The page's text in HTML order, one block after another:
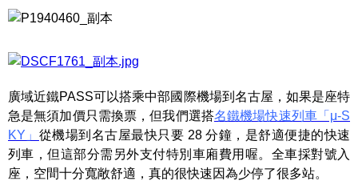
廣域近鐵PASS可以搭乘中部國際機場到名古屋，如果是座特
急是無須加價只需換票，但我們選搭名鐵機場快速列車「μ-S
KY」 從機場到名古屋最快只要 28 分鐘，是舒適便捷的快速
列車，但這部分需另外支付特別車廂費用喔。全車採對號入
座，空間十分寬敞舒適，真的很快速因為少停了很多站。